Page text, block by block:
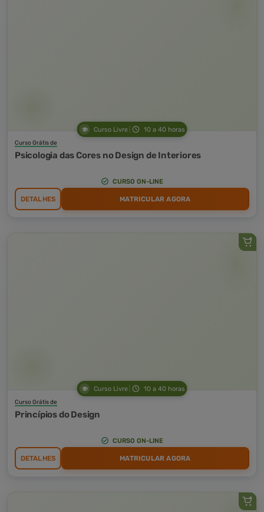
Curso Livre 10 a 40 horas
Curso Grátis de
Psicologia das Cores no Design de Interiores
CURSO ON-LINE
DETALHES MATRICULAR AGORA
Curso Livre 10 a 40 horas
Curso Grátis de
Princípios do Design
CURSO ON-LINE
DETALHES MATRICULAR AGORA